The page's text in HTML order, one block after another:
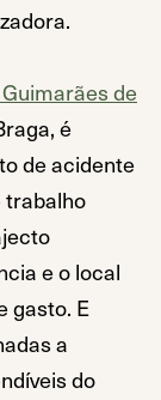
de
é
de acidente
trabalho
e o local
gasto. E
a
do